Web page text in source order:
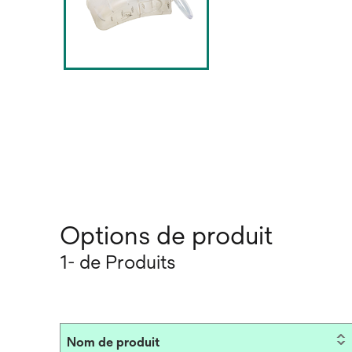
Options de produit
1- de Produits
Nom de produit